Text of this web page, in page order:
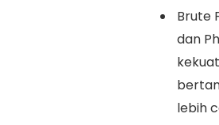
Brute
dan
lebih